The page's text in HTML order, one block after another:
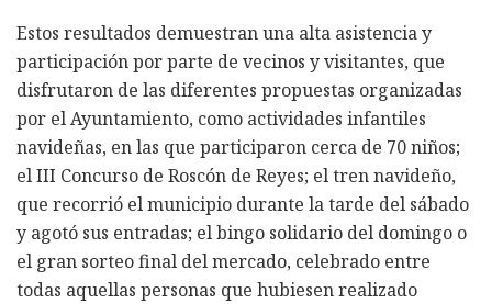
Estos resultados demuestran una alta asistencia y
participación por parte de vecinos y visitantes, que
disfrutaron de las diferentes propuestas organizadas
por el Ayuntamiento, como actividades infantiles
navideñas, en las que participaron cerca de 70 niños;
el III Concurso de Roscón de Reyes; el tren navideño,
que recorrió el municipio durante la tarde del sábado
y agotó sus entradas; el bingo solidario del domingo o
el gran sorteo final del mercado, celebrado entre
todas aquellas personas que hubiesen realizado